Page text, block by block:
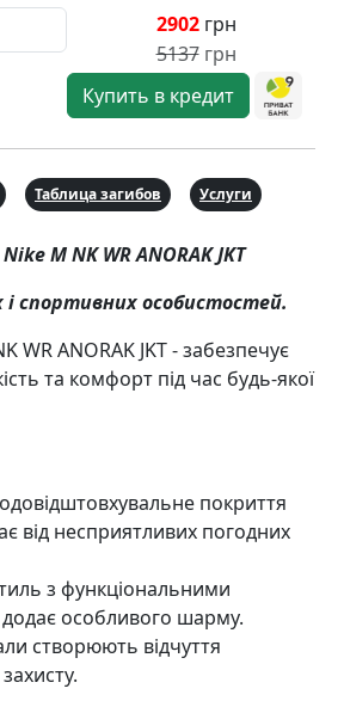
2902 грн
5137грн
Купить в кредит
Таблица загибов Услуги
M NK WR ANORAK JKT
спортивних особистостей.
WR ANORAK JKT - забезпечує
та комфорт під час будь-якої
покриття
від несприятливих погодних
з функціональними
особливого шарму.
створюють відчуття